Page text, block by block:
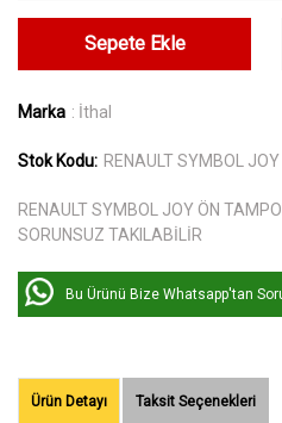
Sepete Ekle
Marka : İthal
Stok Kodu: RENAULT SYMBOL
RENAULT SYMBOL JOY ÖN
SORUNSUZ TAKILABİLİR
Bu Ürünü Bize Whatsapp'tan
Ürün Detayı Taksit Seçenekleri